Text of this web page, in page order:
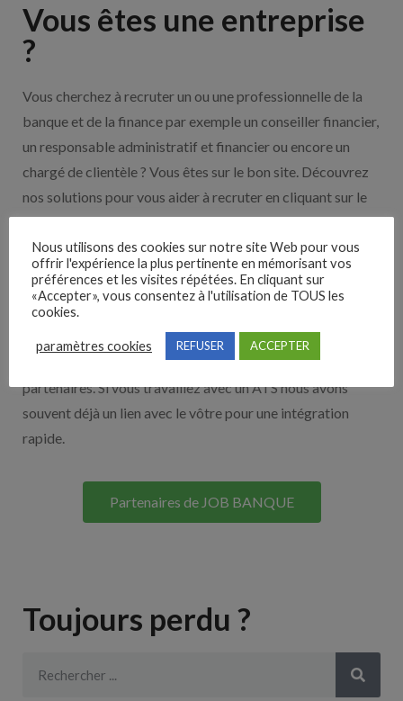
Vous êtes une entreprise
?
Vous cherchez à recruter un ou une professionnelle de la
banque et de la finance par exemple un conseiller financier,
un responsable administratif et financier ou encore un
chargé de clientèle ? Vous êtes sur le bon site. Découvrez
nos solutions pour vous aider à recruter en cliquant sur le
bouton ci-dessous.
Nos solutions entreprises
Découvrez nos partenaires ! Moteurs de recherches,
multidiffuseurs, sites payant… nombreux sont nos
partenaires. Si vous travaillez avec un ATS nous avons
souvent déjà un lien avec le vôtre pour une intégration
rapide.
Partenaires de JOB BANQUE
Toujours perdu ?
Nous utilisons des cookies sur notre site Web pour vous
offrir l'expérience la plus pertinente en mémorisant vos
préférences et les visites répétées. En cliquant sur
«Accepter», vous consentez à l'utilisation de TOUS les
cookies.
paramètres cookies REFUSER ACCEPTER